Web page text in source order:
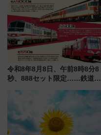
令和8年8月8日、午前8時8分8
秒、888セット限定……鉄道各
たち